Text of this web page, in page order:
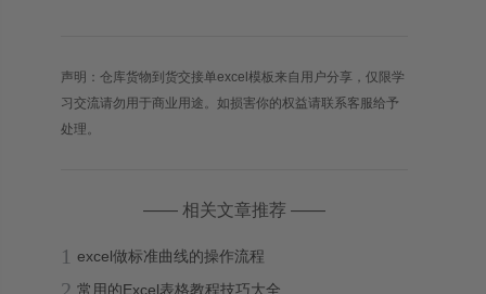
声明：仓库货物到货交接单excel模板来自用户分享，仅限学
习交流请勿用于商业用途。如损害你的权益请联系客服给予
处理。
—— 相关文章推荐 ——
1 excel做标准曲线的操作流程
常用的Excel表格教程技巧大全